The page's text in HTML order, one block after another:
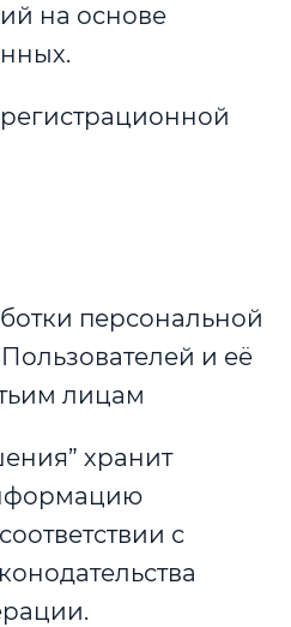
на основе
персональной
и её
лицам
хранит
с